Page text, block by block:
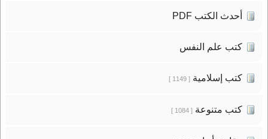
أحدث الكتب PDF
كتب علم النفس
كتب إسلامية[ 1149 ]
كتب متنوعة[ 1084 ]